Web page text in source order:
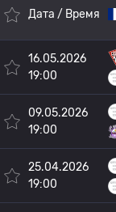
Дата / Время
16.05.2026
19:00
09.05.2026
19:00
25.04.2026
19:00